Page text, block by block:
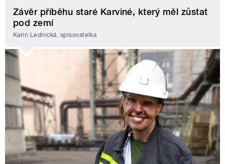
Závěr příběhu staré Karviné, který měl zůstat
pod zemí
Karin Lednická, spisovatelka